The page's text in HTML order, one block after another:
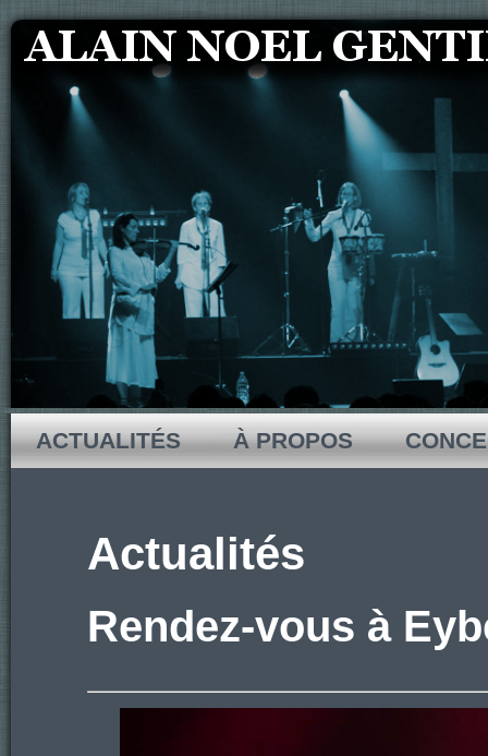
À PROPOS
ACTUALITÉS
Actualités
Rendez-vous à